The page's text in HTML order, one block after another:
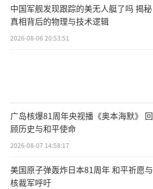
中国军舰发现跟踪的美无人艇了吗 揭秘
真相背后的物理与技术逻辑
2026-08-06 20:53:51
广岛核爆81周年央视播《奥本海默》 回
顾历史与和平使命
2026-08-07 14:58:17
美国原子弹轰炸日本81周年 和平祈愿与
核裁军呼吁